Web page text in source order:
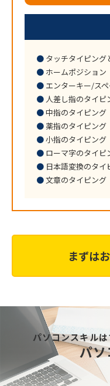
タッチタイピング
ホームポジション
エンターキー/ス
人差し指のタイピ
中指のタイピング
薬指のタイピング
小指のタイピング
ローマ字のタイピ
日本語変換のタイ
文章のタイピング
まずは
パソコンスキル
パ